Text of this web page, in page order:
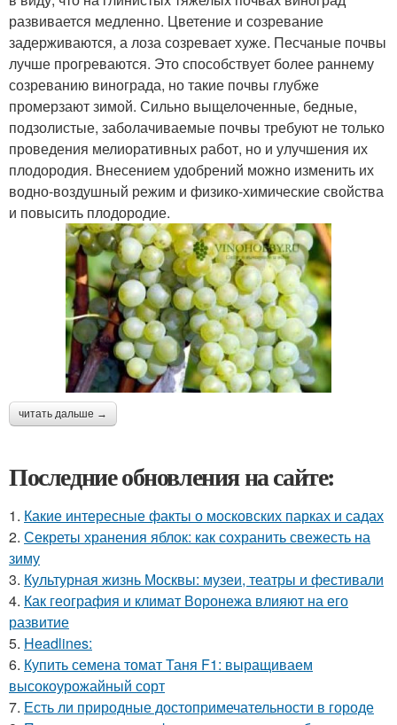
развивается медленно. Цветение и созревание
задерживаются, а лоза созревает хуже. Песчаные почвы
лучше прогреваются. Это способствует более раннему
созреванию винограда, но такие почвы глубже
промерзают зимой. Сильно выщелоченные, бедные,
подзолистые, заболачиваемые почвы требуют не только
проведения мелиоративных работ, но и улучшения их
плодородия. Внесением удобрений можно изменить их
водно-воздушный режим и физико-химические свойства
и повысить плодородие.
читать дальше →
Последние обновления на сайте:
1. Какие интересные факты о московских парках и садах
2. Секреты хранения яблок: как сохранить свежесть на
зиму
3. Культурная жизнь Москвы: музеи, театры и фестивали
4. Как география и климат Воронежа влияют на его
развитие
5. Headlines:
6. Купить семена томат Таня F1: выращиваем
высокоурожайный сорт
7. Есть ли природные достопримечательности в городе